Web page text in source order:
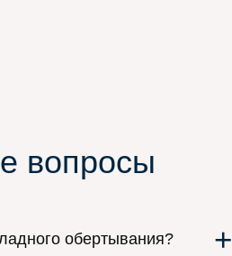
вопросы
обертывания? +